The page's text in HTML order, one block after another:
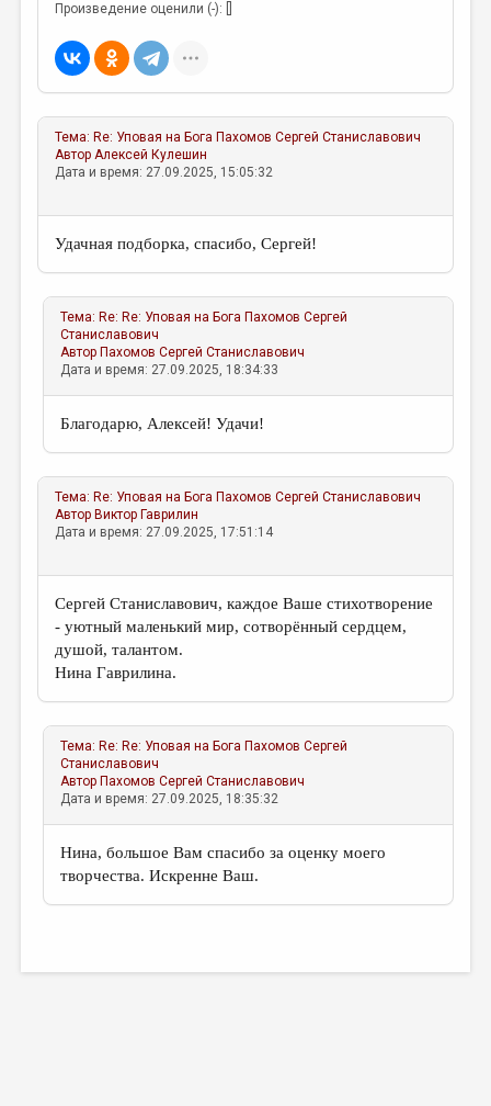
Произведение оценили (-): []
Тема: Re: Уповая на Бога Пахомов Сергей Станиславович
АвторАлексей Кулешин
Дата и время: 27.09.2025, 15:05:32
Удачная подборка, спасибо, Сергей!
Тема: Re: Re: Уповая на Бога Пахомов Сергей
Станиславович
Автор Пахомов Сергей Станиславович
Дата и время: 27.09.2025, 18:34:33
Благодарю, Алексей! Удачи!
Тема: Re: Уповая на Бога Пахомов Сергей Станиславович
Автор Виктор Гаврилин
Дата и время: 27.09.2025, 17:51:14
Сергей Станиславович, каждое Ваше стихотворение
- уютный маленький мир, сотворённый сердцем,
душой, талантом.
Нина Гаврилина.
Тема: Re: Re: Уповая на Бога Пахомов Сергей
Станиславович
Автор Пахомов Сергей Станиславович
Дата и время: 27.09.2025, 18:35:32
Нина, большое Вам спасибо за оценку моего
творчества. Искренне Ваш.